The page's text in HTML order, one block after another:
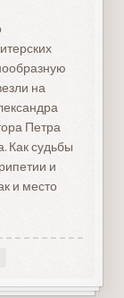
на
Петра
Как судьбы
и
и место